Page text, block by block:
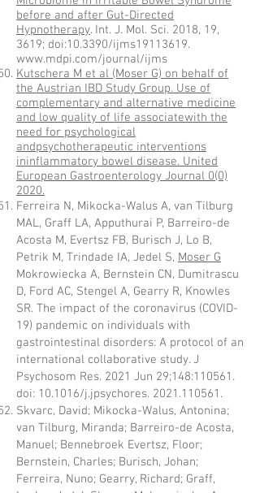
before and after Gut-Directed
Hypnotherapy. Int. J. Mol. Sci. 2018, 19,
3619; doi:10.3390/ijms19113619.
www.mdpi.com/journal/ijms
Kutschera M et al (Moser G) on behalf of
the Austrian IBD Study Group. Use of
complementary and alternative medicine
and low quality of life associatewith the
need for psychological
andpsychotherapeutic interventions
ininflammatory bowel disease. United
European Gastroenterology Journal 0(0)
2020.
Ferreira N, Mikocka-Walus A, van Tilburg
MAL, Graff LA, Apputhurai P, Barreiro-de
Acosta M, Evertsz FB, Burisch J, Lo B,
Petrik M, Trindade IA, Jedel S, Moser G
Mokrowiecka A, Bernstein CN, Dumitrascu
D, Ford AC, Stengel A, Gearry R, Knowles
SR. The impact of the coronavirus (COVID-
19) pandemic on individuals with
gastrointestinal disorders: A protocol of an
international collaborative study. J
Psychosom Res. 2021 Jun 29;148:110561.
doi: 10.1016/j.jpsychores. 2021.110561 .
Skvarc, David; Mikocka-Walus, Antonina;
van Tilburg, Miranda; Barreiro-de Acosta,
Manuel; Bennebroek Evertsz, Floor;
Bernstein, Charles; Burisch, Johan;
Ferreira, Nuno; Gearry, Richard; Graff,